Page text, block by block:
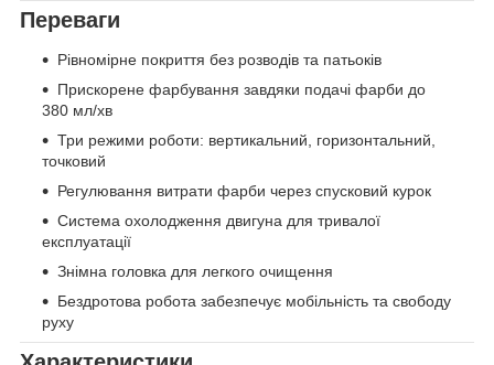
Переваги
Рівномірне покриття без розводів та патьоків
Прискорене фарбування завдяки подачі фарби до
380 мл/хв
Три режими роботи: вертикальний, горизонтальний,
точковий
Регулювання витрати фарби через спусковий курок
Система охолодження двигуна для тривалої
експлуатації
Знімна головка для легкого очищення
Бездротова робота забезпечує мобільність та свободу
руху